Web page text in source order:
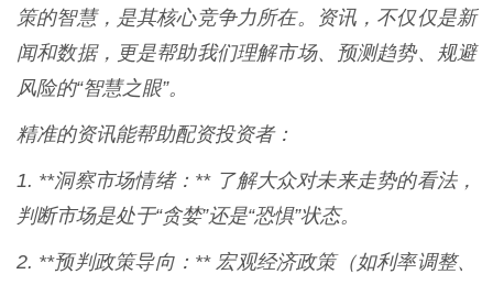
策的智慧，是其核心竞争力所在。资讯，不仅仅是新
闻和数据，更是帮助我们理解市场、预测趋势、规避
风险的“智慧之眼”。
精准的资讯能帮助配资投资者：
1. **洞察市场情绪：** 了解大众对未来走势的看法，
判断市场是处于“贪婪”还是“恐惧”状态。
2. **预判政策导向：** 宏观经济政策（如利率调整、